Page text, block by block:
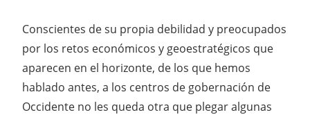
Conscientes de su propia debilidad y preocupados
por los retos económicos y geoestratégicos que
aparecen en el horizonte, de los que hemos
hablado antes, a los centros de gobernación de
Occidente no les queda otra que plegar algunas